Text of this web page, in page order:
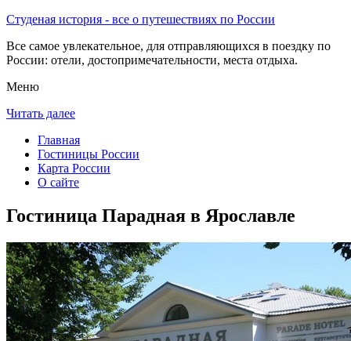
Студеная история - все о путешествиях по России
Все самое увлекательное, для отправляющихся в поездку по
России: отели, достопримечательности, места отдыха.
Меню
Читать далее
Главная
Гостиницы России
Карта России
О сайте
Гостиница Парадная в Ярославле